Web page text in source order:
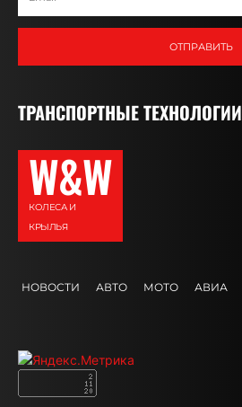
ОТПРАВИТЬ
ТРАНСПОРТНЫЕ ТЕХНОЛОГИИ
W&W
КОЛЕСА И
КРЫЛЬЯ
НОВОСТИ АВТО МОТО АВИА